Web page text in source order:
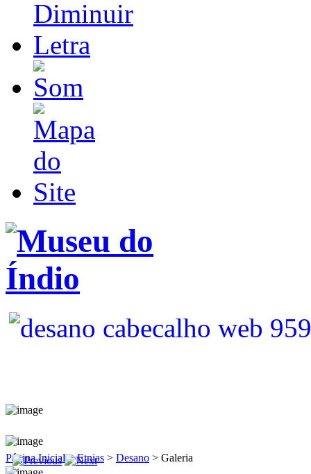
Página Inicial>Etnias > Desano > Galeria